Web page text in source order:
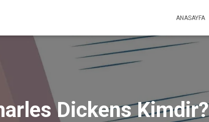
ANASAYFA
Dickens Kimdir?